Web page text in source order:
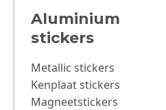
Aluminium
stickers
Metallic stickers
Kenplaat stickers
Magneetstickers